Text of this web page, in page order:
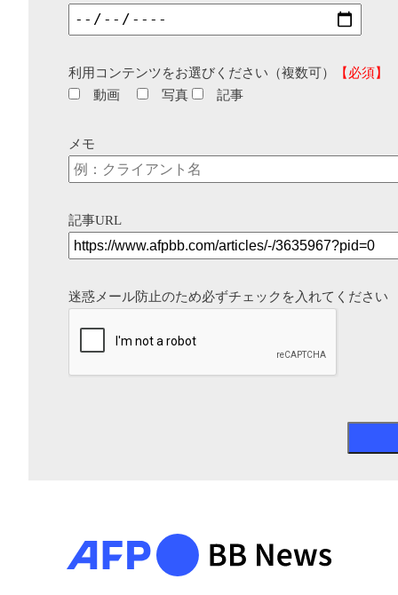
利用コンテンツをお選びください（複数可）
【必須】
動画
写真 記事
メモ
記事URL
迷惑メール防止のため必ずチェックを入れてください